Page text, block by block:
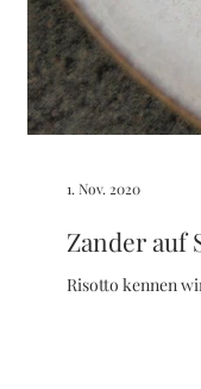
Zander auf
Risotto kennen
1. Nov. 2020